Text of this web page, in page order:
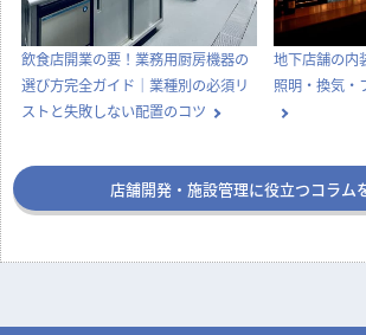
飲食店開業の要！業務用厨房機器の
選び方完全ガイド｜業種別の必須リ
ストと失敗しない配置のコツ
地下店舗の内
照明・換気・
店舗開発・施設管理に役立つコラム